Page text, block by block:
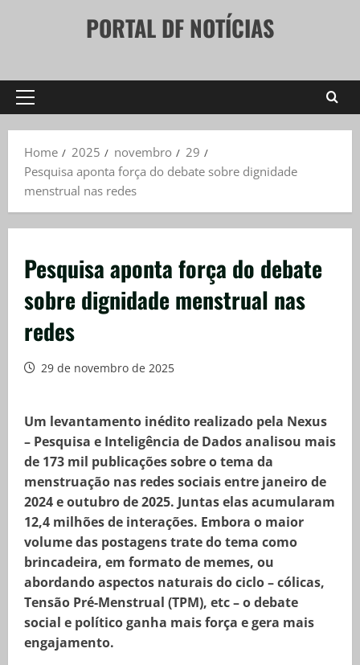
PORTAL DF NOTÍCIAS
Primary
Home
2025 novembro
29
Pesquisa aponta força do debate sobre dignidade
menstrual nas redes
Pesquisa aponta força do debate
sobre dignidade menstrual nas
redes
29 de novembro de 2025
Um levantamento inédito realizado pela Nexus
– Pesquisa e Inteligência de Dados analisou mais
de 173 mil publicações sobre o tema da
menstruação nas redes sociais entre janeiro de
2024 e outubro de 2025. Juntas elas acumularam
12,4 milhões de interações. Embora o maior
volume das postagens trate do tema como
brincadeira, em formato de memes, ou
abordando aspectos naturais do ciclo – cólicas,
Tensão Pré-Menstrual (TPM), etc – o debate
social e político ganha mais força e gera mais
engajamento.